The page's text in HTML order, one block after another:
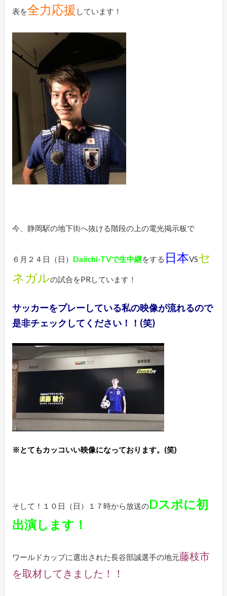
表を全力応援 しています！
今、静岡駅の地下街へ抜ける階段の上の電光掲示板で
６月２４日（日） Daiichi-TVで生中継をする 日本VSセ
ネガルの試合をPRしています！
サッカーをプレーしている私の映像が流れるので
是非チェックしてください！！(笑)
※とてもカッコいい映像になっております。(笑)
そして！１０日（日）１７時から放送のDスポに初
出演します！
ワールドカップに選出された長谷部誠選手の地元藤枝市
を取材してきました！！